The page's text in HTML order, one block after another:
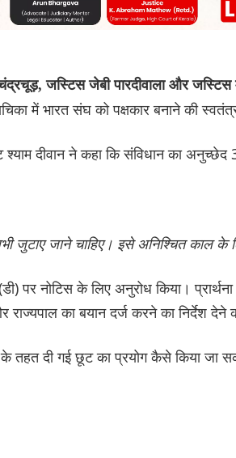
जस्टिस जेबी पारदीवाला और जस्टिस
में भारत संघ को पक्षकार बनाने की
दीवान ने कहा कि संविधान का
जुटाए जाने चाहिए। इसे अनिश्चित काल के
पर नोटिस के लिए अनुरोध किया।
का बयान दर्ज करने का निर्देश देने
के तहत दी गई छूट का प्रयोग कैसे किया जा